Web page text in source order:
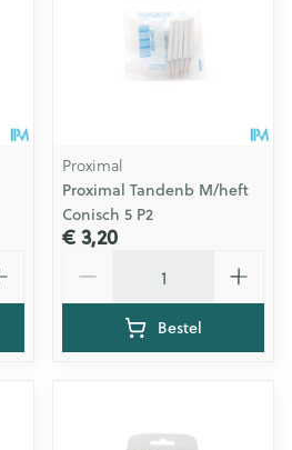
Proximal
Proximal Tandenb M/heft
Conisch 5 P2
€ 3,20
Bestel